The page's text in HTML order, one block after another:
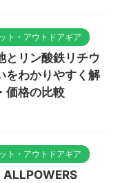
ト・アウトドアギア
とリン酸鉄リチウ
をわかりやすく解
価格の比較
ト・アウトドアギア
ALLPOWERS